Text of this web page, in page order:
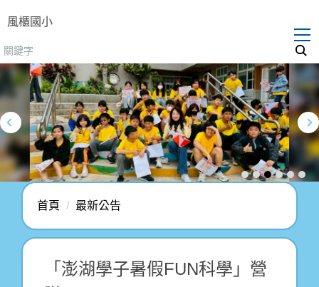
到
主
要
內
容
區
風櫃國小
首頁 最新公告
「澎湖學子暑假FUN科學」營